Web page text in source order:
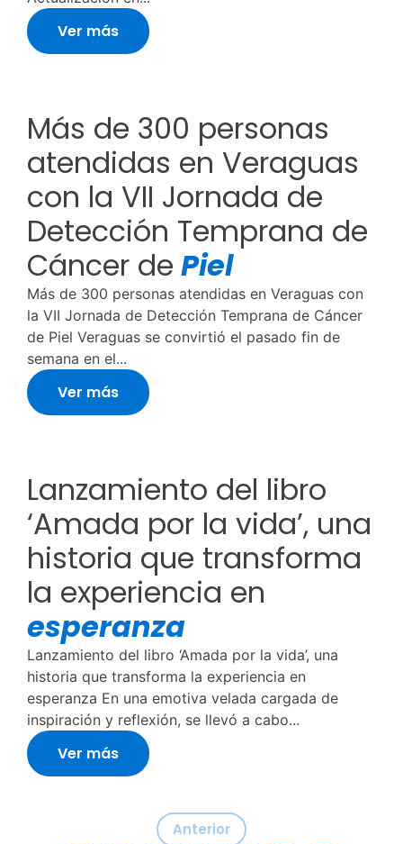
Ver más
Más de 300 personas
atendidas en Veraguas
con la VII Jornada de
Detección Temprana de
Cáncer de Piel
Más de 300 personas atendidas en Veraguas con
la VII Jornada de Detección Temprana de Cáncer
de Piel Veraguas se convirtió el pasado fin de
semana en el...
Ver más
Lanzamiento del libro
‘Amada por la vida’, una
historia que transforma
la experiencia en
esperanza
Lanzamiento del libro ‘Amada por la vida’, una
historia que transforma la experiencia en
esperanza En una emotiva velada cargada de
inspiración y reflexión, se llevó a cabo...
Ver más
Anterior